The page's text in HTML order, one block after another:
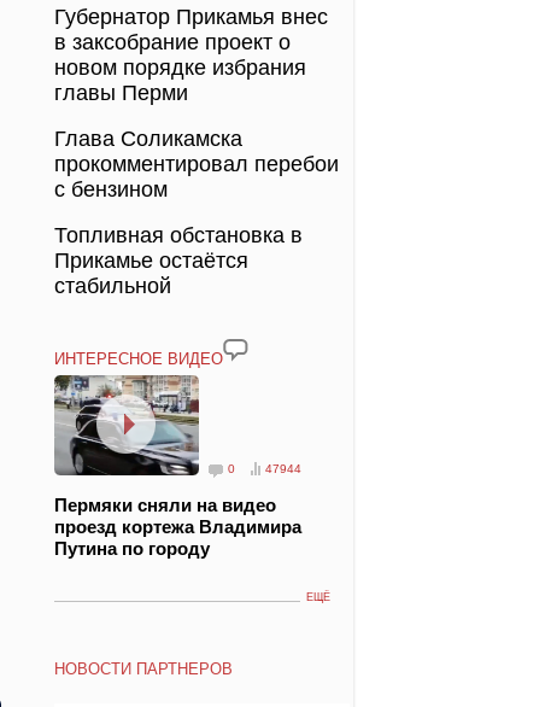
Губернатор Прикамья внес
в заксобрание проект о
новом порядке избрания
главы Перми
Глава Соликамска
прокомментировал перебои
с бензином
Топливная обстановка в
Прикамье остаётся
стабильной
ИНТЕРЕСНОЕ ВИДЕО
0 47944
Пермяки сняли на видео
проезд кортежа Владимира
Путина по городу
ЕЩЁ
НОВОСТИ ПАРТНЕРОВ